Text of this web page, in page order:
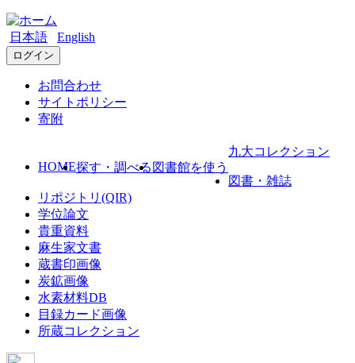
日本語 English
ログイン
お問合わせ
サイトポリシー
寄附
HOME探す・調べる 図書館を使う
九大コレクション
図書・雑誌
リポジトリ(QIR)
学位論文
貴重資料
麻生家文書
蔵書印画像
炭鉱画像
水素材料DB
目録カード画像
所蔵コレクション